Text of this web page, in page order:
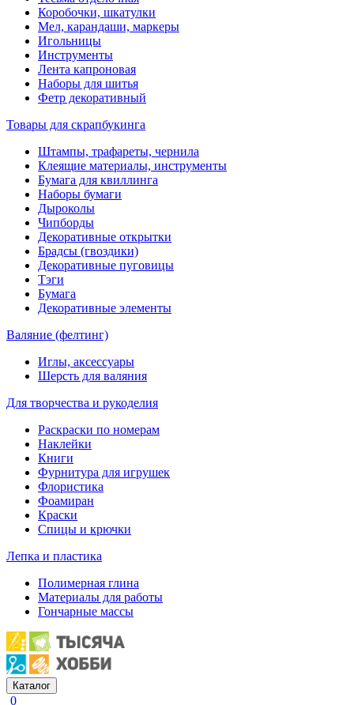
Коробочки, шкатулки
Мел, карандаши, маркеры
Игольницы
Инструменты
Лента капроновая
Наборы для шитья
Фетр декоративный
Товары для скрапбукинга
Штампы, трафареты, чернила
Клеящие материалы, инструменты
Бумага для квиллинга
Наборы бумаги
Дыроколы
Чипборды
Декоративные открытки
Брадсы (гвоздики)
Декоративные пуговицы
Тэги
Бумага
Декоративные элементы
Валяние (фелтинг)
Иглы, аксессуары
Шерсть для валяния
Для творчества и рукоделия
Раскраски по номерам
Наклейки
Книги
Фурнитура для игрушек
Флористика
Фоамиран
Краски
Спицы и крючки
Лепка и пластика
Полимерная глина
Материалы для работы
Гончарные массы
Каталог
0